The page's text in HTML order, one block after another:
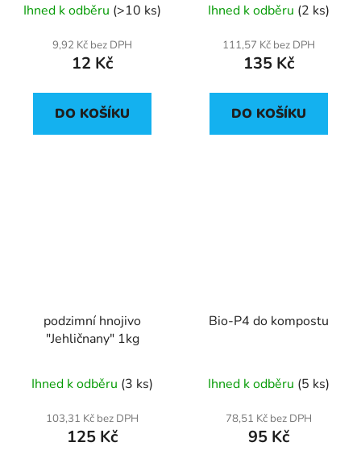
Ihned k odběru (>10 ks)
9,92 Kč bez DPH
12 Kč
DO KOŠÍKU
Ihned k odběru (2 ks)
111,57 Kč bez DPH
135 Kč
DO KOŠÍKU
podzimní hnojivo
"Jehličnany" 1kg
Ihned k odběru (3 ks)
103,31 Kč bez DPH
125 Kč
Bio-P4 do kompostu
Ihned k odběru (5 ks)
78,51 Kč bez DPH
95 Kč